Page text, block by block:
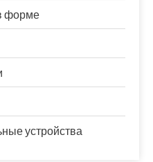
форме
устройства